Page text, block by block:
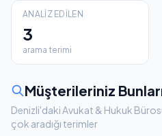
ANALIZ EDILEN
3
arama terimi
Müşterileriniz
Denizli'daki Avukat & Hukuk
çok aradığı terimler